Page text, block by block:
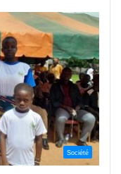
Société